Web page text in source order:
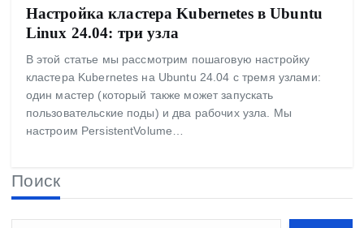
Настройка кластера Kubernetes в Ubuntu
Linux 24.04: три узла
В этой статье мы рассмотрим пошаговую настройку
кластера Kubernetes на Ubuntu 24.04 с тремя узлами:
один мастер (который также может запускать
пользовательские поды) и два рабочих узла. Мы
настроим PersistentVolume…
Поиск